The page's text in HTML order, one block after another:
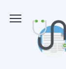
содержанию